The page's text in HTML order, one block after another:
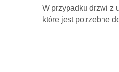
W przypadku drzwi z
które jest potrzebne